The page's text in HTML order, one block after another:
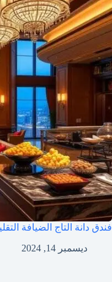
فندق دانة التاج الضيافة
ديسمبر 14, 2024